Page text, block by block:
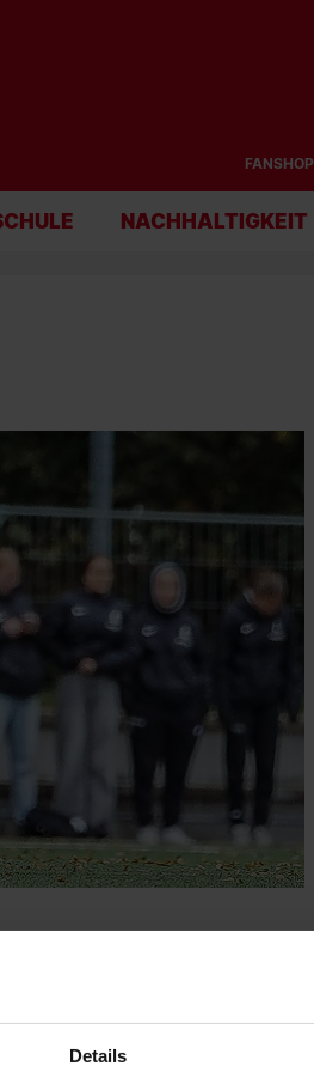
Details
FANSHOP
NACHHALTIGKEIT
der Juniorinnen im